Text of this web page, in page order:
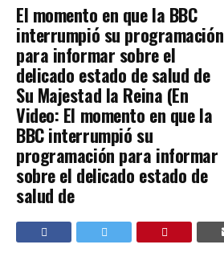
El momento en que la BBC
interrumpió su programación
para informar sobre el
delicado estado de salud de
Su Majestad la Reina (En
Video: El momento en que la
BBC interrumpió su
programación para informar
sobre el delicado estado de
salud de